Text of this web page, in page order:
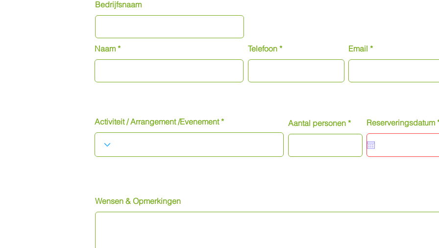
Bedrijfsnaam
Naam Telefoon Email
Activiteit / Arrangement /Evenement Aantal personen Reserveringsdatum
Wensen & Opmerkingen